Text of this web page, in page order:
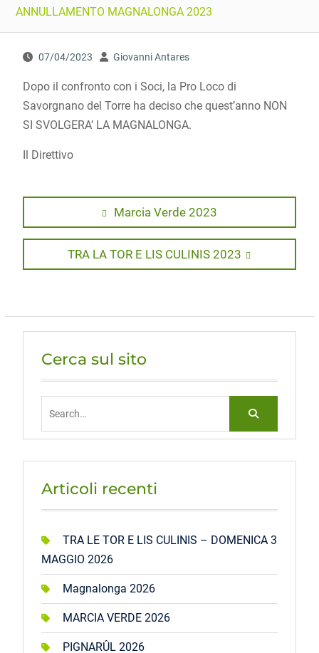
ANNULLAMENTO MAGNALONGA 2023
07/04/2023 Giovanni Antares
Dopo il confronto con i Soci, la Pro Loco di
Savorgnano del Torre ha deciso che quest’anno NON
SI SVOLGERA’ LA MAGNALONGA.
Il Direttivo
Navigazione
articoli
Previous
post:
Marcia Verde 2023
Next
post:
TRA LA TOR E LIS CULINIS 2023
Cerca sul sito
Articoli recenti
TRA LE TOR E LIS CULINIS – DOMENICA 3
MAGGIO 2026
Magnalonga 2026
MARCIA VERDE 2026
PIGNARÛL 2026